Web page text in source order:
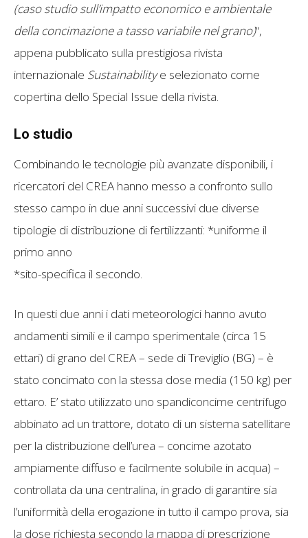
(caso studio sull’impatto economico e ambientale
della concimazione a tasso variabile nel grano)“,
appena pubblicato sulla prestigiosa rivista
internazionale Sustainabilitye selezionato come
copertina dello Special Issue della rivista.
Lo studio
Combinando le tecnologie più avanzate disponibili, i
ricercatori del CREA hanno messo a confronto sullo
stesso campo in due anni successivi due diverse
tipologie di distribuzione di fertilizzanti: *uniforme il
primo anno
*sito-specifica il secondo.
In questi due anni i dati meteorologici hanno avuto
andamenti simili e il campo sperimentale (circa 15
ettari) di grano del CREA – sede di Treviglio (BG) – è
stato concimato con la stessa dose media (150 kg) per
ettaro. E’ stato utilizzato uno spandiconcime centrifugo
abbinato ad un trattore, dotato di un sistema satellitare
per la distribuzione dell’urea – concime azotato
ampiamente diffuso e facilmente solubile in acqua) –
controllata da una centralina, in grado di garantire sia
l’uniformità della erogazione in tutto il campo prova, sia
la dose richiesta secondo la mappa di prescrizione